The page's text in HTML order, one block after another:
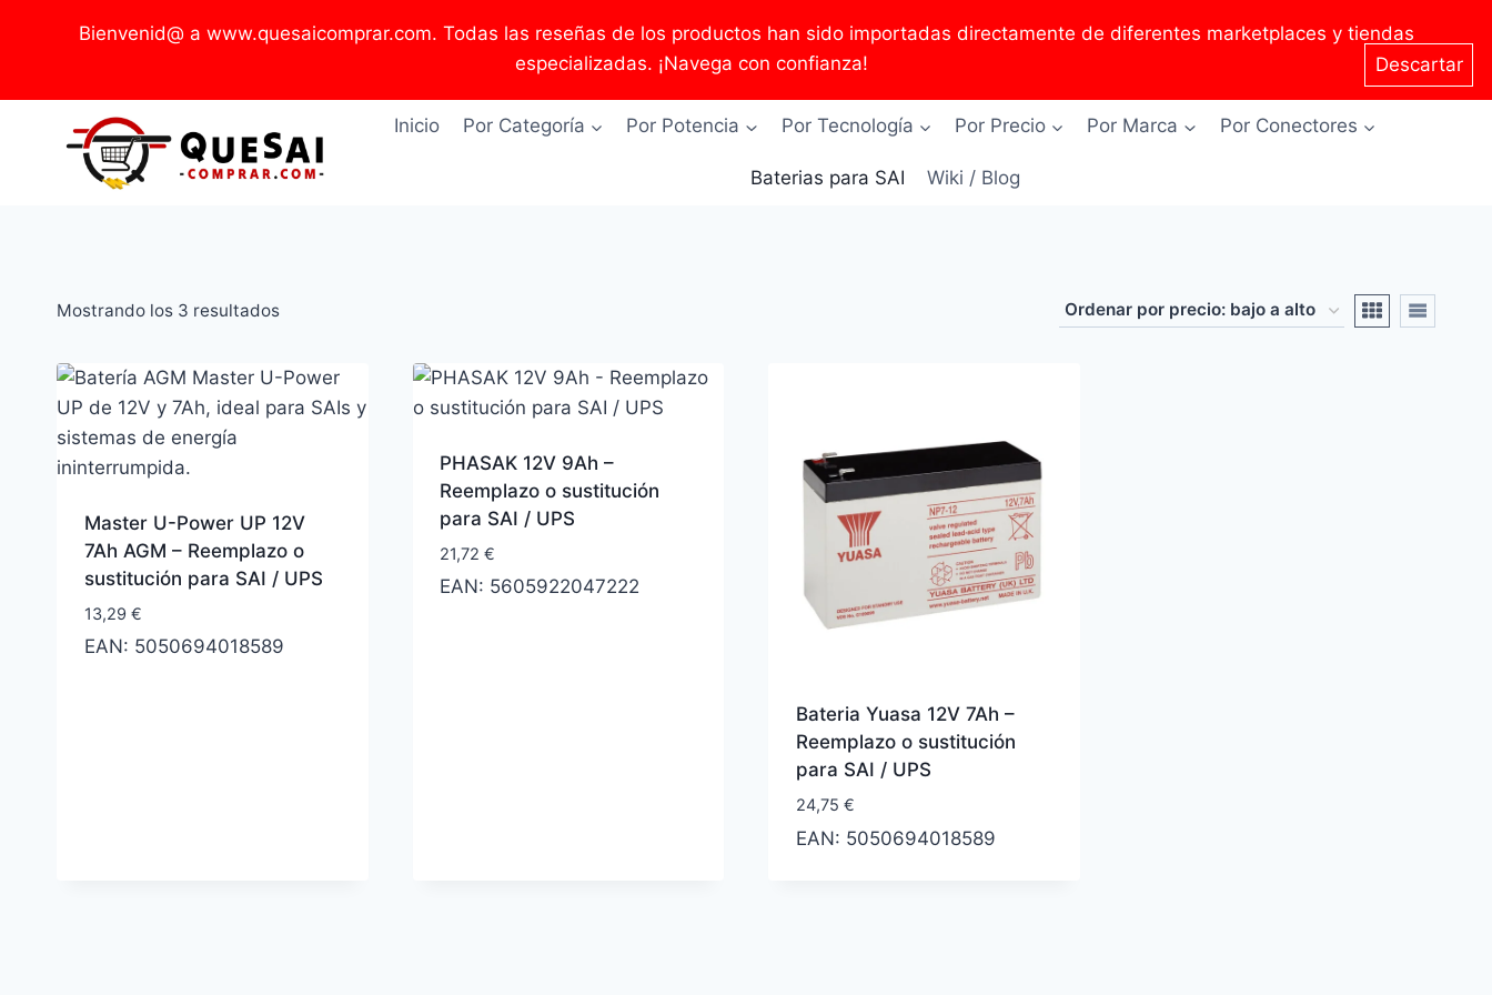
Bienvenid@ a www.quesaicomprar.com. Todas las reseñas de los productos han sido importadas directamente de diferentes marketplaces y tiendas
especializadas. ¡Navega con confianza!
Descartar
Inicio Por Categoría Por Potencia Por Tecnología Por Precio Por Marca Por Conectores
Baterias para SAI Wiki / Blog
Mostrando los 3 resultadosOrdenado
precio:
bajo
Master U-Power UP 12V
7Ah AGM – Reemplazo o
sustitución para SAI / UPS
13,29 €
EAN: 5050694018589
PHASAK 12V 9Ah –
Reemplazo o sustitución
para SAI / UPS
21,72 €
EAN: 5605922047222
Bateria Yuasa 12V 7Ah –
Reemplazo o sustitución
para SAI / UPS
24,75 €
EAN: 5050694018589